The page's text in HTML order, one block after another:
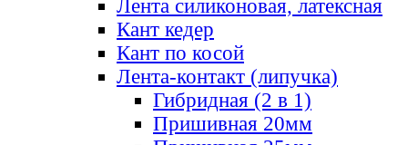
Лента силиконовая, латексная
Кант кедер
Кант по косой
Лента-контакт (липучка)
Гибридная (2 в 1)
Пришивная 20мм